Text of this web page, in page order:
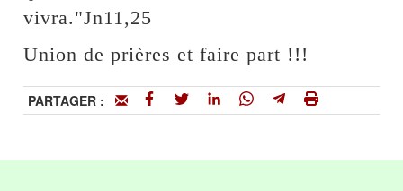
vivra."Jn11,25
Union de prières et faire part !!!
PARTAGER :